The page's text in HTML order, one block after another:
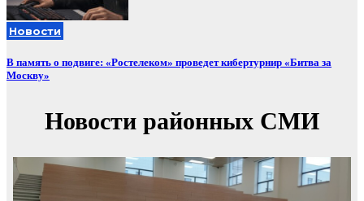
Новости
В память о подвиге: «Ростелеком» проведет кибертурнир «Битва за
Москву»